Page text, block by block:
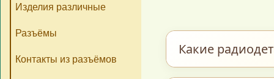
Какие
Изделия различные
Разъёмы
Контакты из разъёмов